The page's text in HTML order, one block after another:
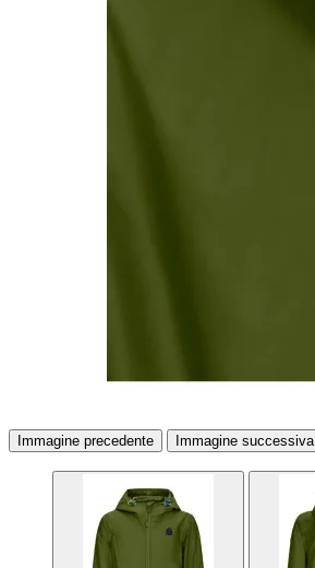
Immagine precedente Immagine successiva